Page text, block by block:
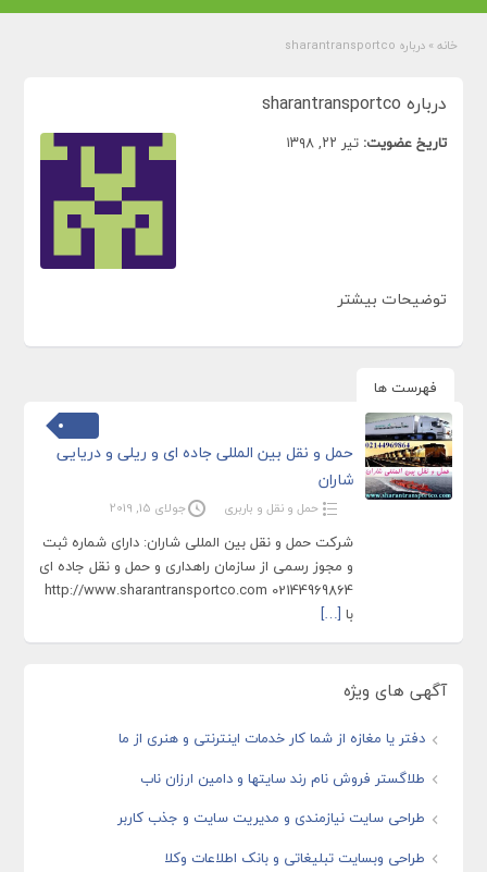
خانه » درباره sharantransportco
درباره sharantransportco
تاریخ عضویت: تیر ۲۲, ۱۳۹۸
توضیحات بیشتر
فهرست ها
حمل و نقل بین المللی جاده ای و ریلی و دریایی
شاران
حمل و نقل و باربری جولای 15, 2019
شرکت حمل و نقل بین المللی شاران: دارای شماره ثبت
و مجوز رسمی از سازمان راهداری و حمل و نقل جاده ای
02144969864 http://www.sharantransportco.com
با […]
آگهی های ویژه
دفتر یا مغازه از شما کار خدمات اینترنتی و هنری از ما
طلاگستر فروش نام رند سایتها و دامین ارزان ناب
طراحی سایت نیازمندی و مدیریت سایت و جذب کاربر
طراحی وبسایت تبلیغاتی و بانک اطلاعات وکلا